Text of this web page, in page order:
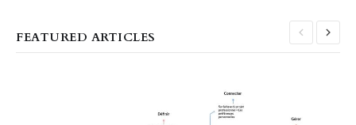
FEATURED ARTICLES